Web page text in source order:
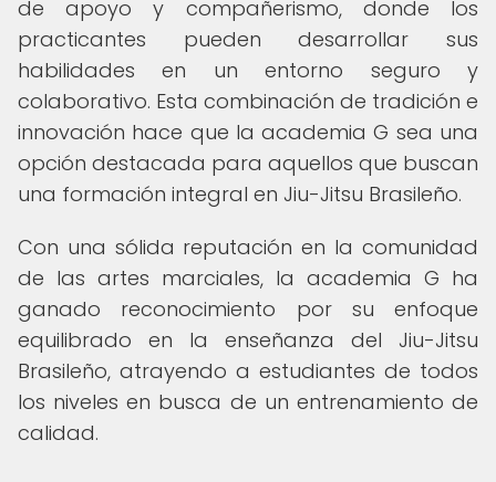
de apoyo y compañerismo, donde los
practicantes pueden desarrollar sus
habilidades en un entorno seguro y
colaborativo. Esta combinación de tradición e
innovación hace que la academia G sea una
opción destacada para aquellos que buscan
una formación integral en Jiu-Jitsu Brasileño.
Con una sólida reputación en la comunidad
de las artes marciales, la academia G ha
ganado reconocimiento por su enfoque
equilibrado en la enseñanza del Jiu-Jitsu
Brasileño, atrayendo a estudiantes de todos
los niveles en busca de un entrenamiento de
calidad.